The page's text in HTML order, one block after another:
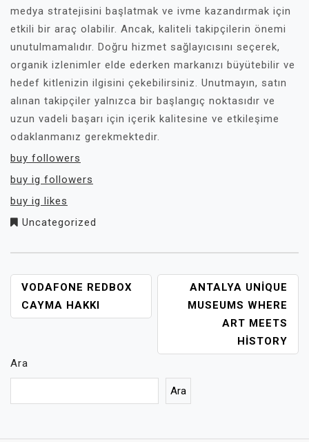
medya stratejisini başlatmak ve ivme kazandırmak için
etkili bir araç olabilir. Ancak, kaliteli takipçilerin önemi
unutulmamalıdır. Doğru hizmet sağlayıcısını seçerek,
organik izlenimler elde ederken markanızı büyütebilir ve
hedef kitlenizin ilgisini çekebilirsiniz. Unutmayın, satın
alınan takipçiler yalnızca bir başlangıç noktasıdır ve
uzun vadeli başarı için içerik kalitesine ve etkileşime
odaklanmanız gerekmektedir.
buy followers
buy ig followers
buy ig likes
Uncategorized
YAZI
GEZINMESI
VODAFONE REDBOX
CAYMA HAKKI
ANTALYA UNIQUE
MUSEUMS WHERE
ART MEETS
HISTORY
Ara
Ara